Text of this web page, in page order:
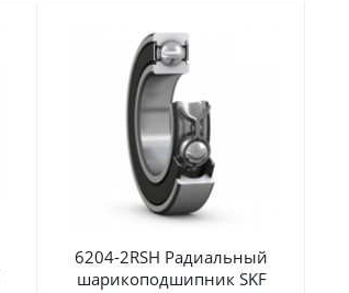
6204-2RSH Радиальный
шарикоподшипник SKF